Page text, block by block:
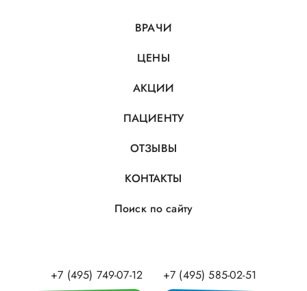
ВРАЧИ
ЦЕНЫ
АКЦИИ
ПАЦИЕНТУ
ОТЗЫВЫ
КОНТАКТЫ
Поиск по сайту
+7 (495) 749-07-12 +7 (495) 585-02-51